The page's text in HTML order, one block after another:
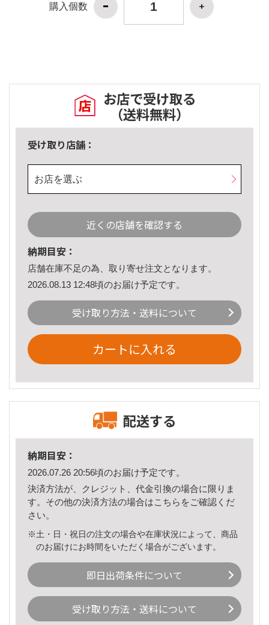
購入個数
お店で受け取る
（送料無料）
受け取り店舗：
お店を選ぶ
近くの店舗を確認する
納期目安：
店舗在庫不足の為、取り寄せ注文となります。
2026.08.13 12:48頃のお届け予定です。
受け取り方法・送料について
カートに入れる
配送する
納期目安：
2026.07.26 20:56頃のお届け予定です。
決済方法が、クレジット、代金引換の場合に限りま
す。その他の決済方法の場合はこちら をご確認くだ
さい。
※土・日・祝日の注文の場合や在庫状況によって、商品
のお届けにお時間をいただく場合がございます。
即日出荷条件について
受け取り方法・送料について